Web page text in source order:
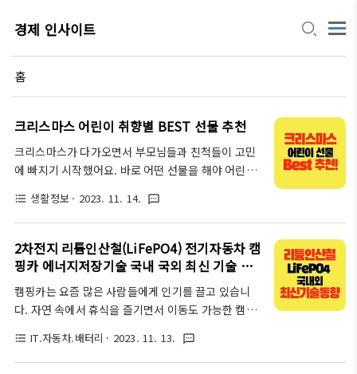
경제 인사이트
홈
크리스마스 어린이 취향별 BEST 선물 추천
크리스마스가 다가오면서 부모님들과 친척들이 고민
에 빠지기 시작했어요. 바로 어떤 선물을 해야 어린이
눈빛을 반짝이게 할 선물을 선별하여 추천드릴 테니,
이번 크리스마스에는 선물 고르는 스트레스에서 벗어
나실 수 있을 거예요. 아이들이 진심으로 좋아하는 선
물을 선택할 수 있도록 도와드리겠습니다! 창의력을
통해 자극받고 성장해요. 교육용 장난감은 놀면서 배
우게 하는 매력이 있답니다. 지금부터 아이들의 상상
력과 창의력을 자극할 수 있는 장난감을 추천해 드리
format_list_bulleted 생활정보 · 2023. 11. 14. textsms
2차전지 리튬인산철(LiFePO4) 전기자동차 캠
핑카 에너지저장기술 국내 국외 최신 기술 동
향
캠핑카는 요즘 많은 사람들에게 인기를 끌고 있습니
다. 자연 속에서 휴식을 즐기면서 이동도 가능한 캠핑
지만 캠핑카에서는 전기 에너지가 필요한데, 이를 위
해 2차 전지 리튬인산철 기술이 사용되고 있습니다.
format_list_bulleted IT.자동차.배터리 · 2023. 11. 13. textsms